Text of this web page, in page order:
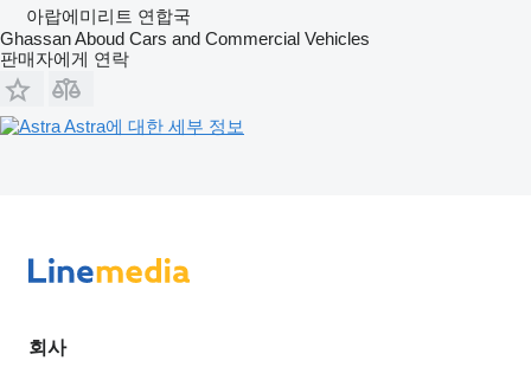
아랍에미리트 연합국
Ghassan Aboud Cars and Commercial Vehicles
판매자에게 연락
Astra에 대한 세부 정보
회사